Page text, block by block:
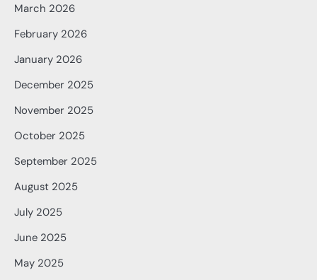
March 2026
February 2026
January 2026
December 2025
November 2025
October 2025
September 2025
August 2025
July 2025
June 2025
May 2025